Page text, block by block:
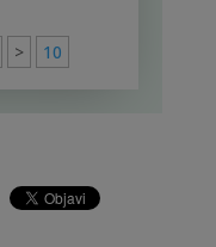
> 10